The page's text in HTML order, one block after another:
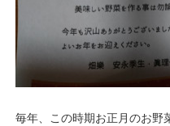
毎年、この時期お正月のお野